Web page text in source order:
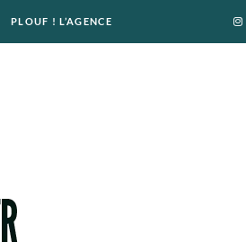
I
PLOUF ! L’AGENCE